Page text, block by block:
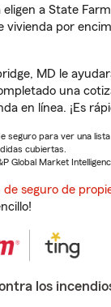
a State
vivienda por
MD le
una
en línea. ¡Es
seguro para ver una
cubiertas.
Global Market
de seguro de
los